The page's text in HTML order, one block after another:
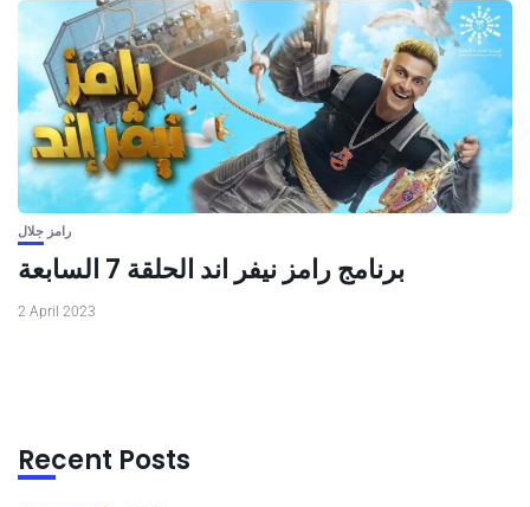
رامز جلال
برنامج رامز نيفر اند الحلقة 7 السابعة
2 April 2023
Recent Posts